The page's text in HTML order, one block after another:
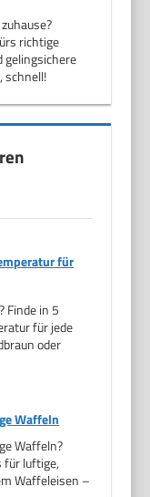
richtige
gelingsichere
schnell!
für
Finde in 5
für jede
oder
Waffeln
Waffeln?
für luftige,
Waffeleisen –